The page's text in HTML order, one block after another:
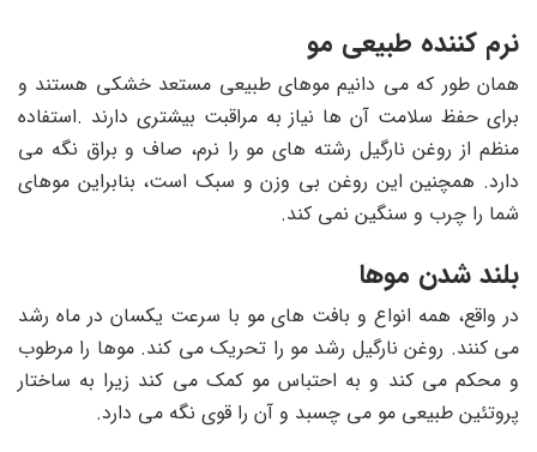
نرم کننده طبیعی مو
همان طور که می دانیم موهای طبیعی مستعد خشکی هستند و
برای حفظ سلامت آن ها نیاز به مراقبت بیشتری دارند .استفاده
منظم از روغن نارگیل رشته های مو را نرم، صاف و براق نگه می
دارد. همچنین این روغن بی وزن و سبک است، بنابراین موهای
شما را چرب و سنگین نمی کند.
بلند شدن موها
در واقع، همه انواع و بافت های مو با سرعت یکسان در ماه رشد
می کنند. روغن نارگیل رشد مو را تحریک می کند. موها را مرطوب
و محکم می کند و به احتباس مو کمک می کند زیرا به ساختار
پروتئین طبیعی مو می چسبد و آن را قوی نگه می دارد.